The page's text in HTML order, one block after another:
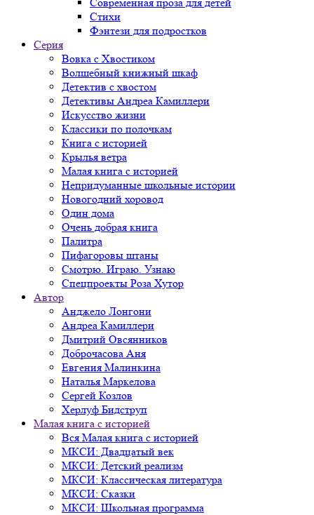
Стихи
Фэнтези для подростков
Серия
Вовка с Хвостиком
Волшебный книжный шкаф
Детектив с хвостом
Детективы Андреа Камиллери
Искусство жизни
Классики по полочкам
Книга с историей
Крылья ветра
Малая книга с историей
Непридуманные школьные истории
Новогодний хоровод
Один дома
Очень добрая книга
Палитра
Пифагоровы штаны
Смотрю. Играю. Узнаю
Спецпроекты Роза Хутор
Автор
Анджело Лонгони
Андреа Камиллери
Дмитрий Овсянников
Доброчасова Аня
Евгения Малинкина
Наталья Маркелова
Сергей Козлов
Херлуф Бидструп
Малая книга с историей
Вся Малая книга с историей
МКСИ: Двадцатый век
МКСИ: Детский реализм
МКСИ: Классическая литература
МКСИ: Сказки
МКСИ: Школьная программа